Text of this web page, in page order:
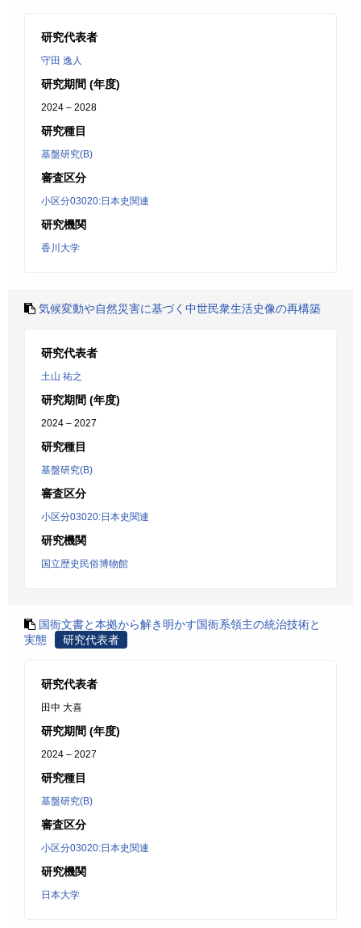
研究代表者
守田 逸人
研究期間 (年度)
2024 – 2028
研究種目
基盤研究(B)
審査区分
小区分03020:日本史関連
研究機関
香川大学
気候変動や自然災害に基づく中世民衆生活史像の再構築
研究代表者
土山 祐之
研究期間 (年度)
2024 – 2027
研究種目
基盤研究(B)
審査区分
小区分03020:日本史関連
研究機関
国立歴史民俗博物館
国衙文書と本拠から解き明かす国衙系領主の統治技術と
実態
研究代表者
研究代表者
田中 大喜
研究期間 (年度)
2024 – 2027
研究種目
基盤研究(B)
審査区分
小区分03020:日本史関連
研究機関
日本大学